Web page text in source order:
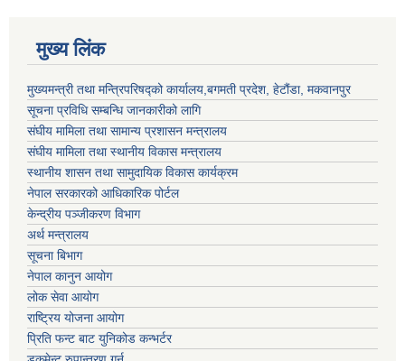
मुख्य लिंक
मुख्यमन्त्री तथा मन्त्रिपरिषद्को कार्यालय,बगमती प्रदेश, हेटौंडा, मकवानपुर
सूचना प्रविधि सम्बन्धि जानकारीको लागि
संघीय मामिला तथा सामान्य प्रशासन मन्त्रालय
संघीय मामिला तथा स्थानीय विकास मन्त्रालय
स्थानीय शासन तथा सामुदायिक विकास कार्यक्रम
नेपाल सरकारको आधिकारिक पोर्टल
केन्द्रीय पञ्जीकरण विभाग
अर्थ मन्त्रालय
सूचना बिभाग
नेपाल कानुन आयोग
लोक सेवा आयोग
राष्ट्रिय योजना आयोग
प्रिति फन्ट बाट युनिकोड कन्भर्टर